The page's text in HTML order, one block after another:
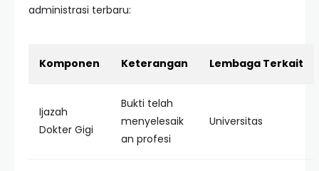
administrasi terbaru:
Komponen Keterangan Lembaga Terkait
Ijazah
Dokter Gigi
Bukti telah
menyelesaik
an profesi
Universitas